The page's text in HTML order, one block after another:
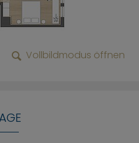
Vollbildmodus öffnen